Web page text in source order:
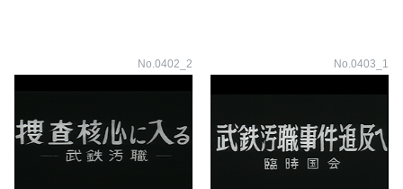
No.0402_2 No.0403_1